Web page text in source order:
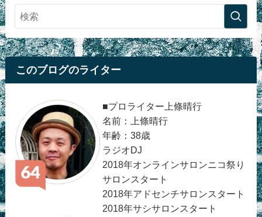
このブログのライター
■プロライター上條晴行
名前：上條晴行
年齢：38歳
ラジオDJ
2018年オンラインサロンニコ祭り
サロンスタート
2018年アドセンチサロンスタート
2018年サシサロンスタート